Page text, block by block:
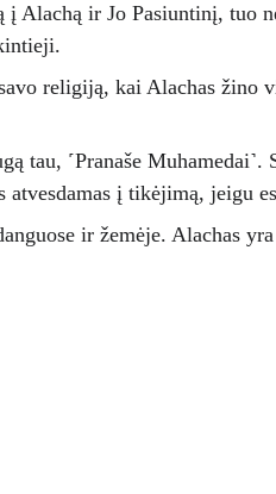
ir Jo Pasiuntinį, tuo
religiją, kai Alachas žino
tau, ˹Pranaše Muhamedai˺.
atvesdamas į tikėjimą, jeigu
ir žemėje. Alachas